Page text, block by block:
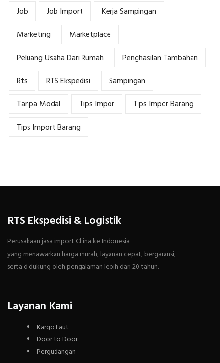
Job
Job Import
Kerja Sampingan
Marketing
Marketplace
Peluang Usaha Dari Rumah
Penghasilan Tambahan
Rts
RTS Ekspedisi
Sampingan
Tanpa Modal
Tips Impor
Tips Impor Barang
Tips Import Barang
RTS Ekspedisi & Logistik
Perusahaan jasa import China ke Indonesia
yang menawarkan harga murah, layanan cepat, bergaransi,
serta didukung oleh pengalaman lebih dari 20 tahun.
Layanan Kami
Kargo Laut
Door to Door
Pergudangan